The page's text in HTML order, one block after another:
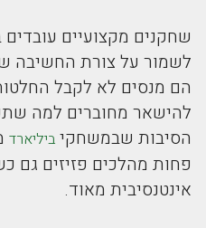
שחקנים מקצועיים
לשמור על צורת החשיבה
הם מנסים לא לקבל
להישאר מחוברים למה
הסיבות שבמשחקי ביליארד
פחות מהלכים פזיזים גם
אינטנסיבית מאוד.